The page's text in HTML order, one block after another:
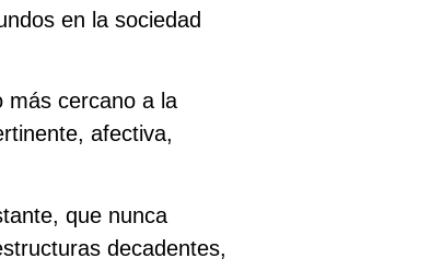
en la sociedad
más cercano a la
afectiva,
que nunca
decadentes,